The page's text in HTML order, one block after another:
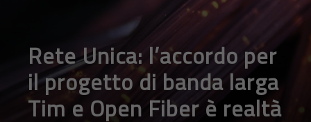
Rete Unica: l’accordo per
il progetto di banda larga
Tim e Open Fiber è realtà